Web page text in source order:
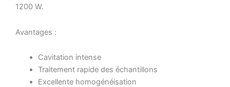
1200 W.
Avantages :
Cavitation intense
Traitement rapide des échantillons
Excellente homogénéisation